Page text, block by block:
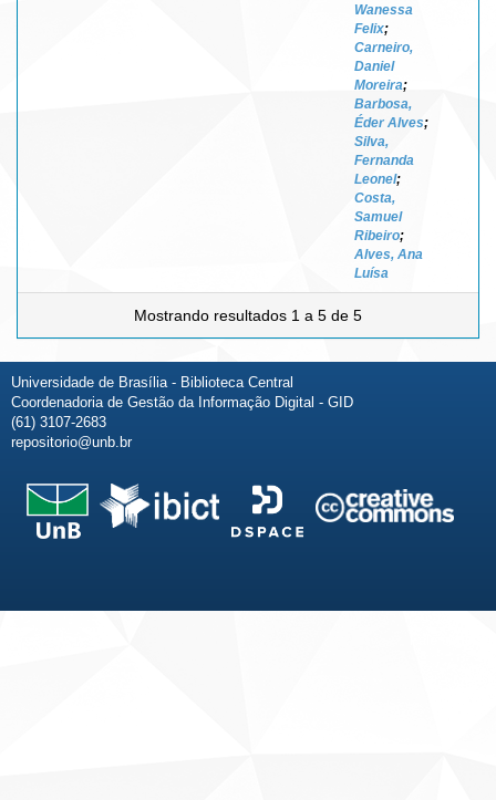
Wanessa
Felix;
Carneiro,
Daniel
Moreira;
Barbosa,
Éder Alves;
Silva,
Fernanda
Leonel;
Costa,
Samuel
Ribeiro;
Alves, Ana
Luísa
Mostrando resultados 1 a 5 de 5
Universidade de Brasília - Biblioteca Central
Coordenadoria de Gestão da Informação Digital - GID
(61) 3107-2683
repositorio@unb.br